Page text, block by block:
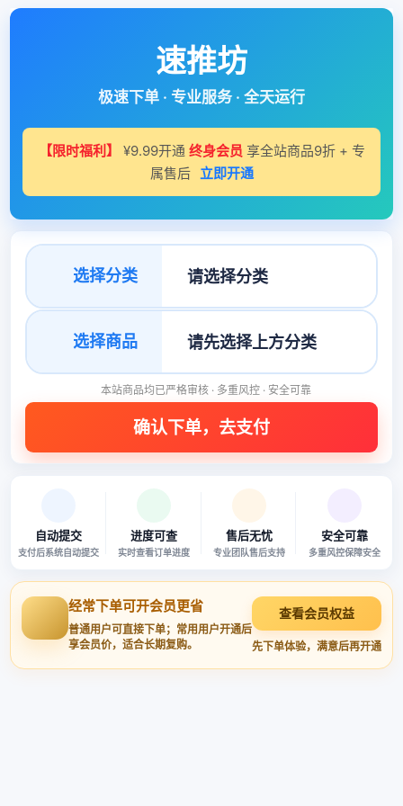
速推坊
极速下单 · 专业服务 · 全天运行
【限时福利】 ¥9.99开通 终身会员 享全站商品9折 + 专
属售后 立即开通
选择分类
选择商品
本站商品均已严格审核 · 多重风控 · 安全可靠
自动提交
支付后系统自动提交
进度可查
实时查看订单进度
售后无忧
专业团队售后支持
安全可靠
多重风控保障安全
经常下单可开会员更省
普通用户可直接下单；常用用户开通后
享会员价，适合长期复购。
查看会员权益
先下单体验，满意后再开通